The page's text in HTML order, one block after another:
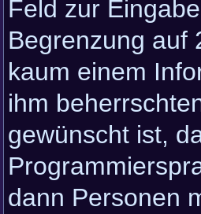
Feld zur
Begrenzung auf
kaum einem
ihm
gewünscht ist,
dann Personen